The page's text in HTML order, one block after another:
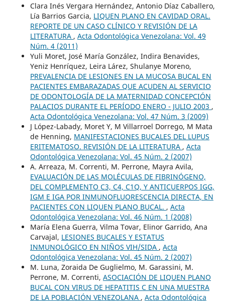
Clara Inés Vergara Hernández, Antonio Díaz Caballero,
Lía Barrios Garcia, LIQUEN PLANO EN CAVIDAD ORAL.
REPORTE DE UN CASO CLÍNICO Y REVISIÓN DE LA
LITERATURA , Acta Odontológica Venezolana: Vol. 49
Núm. 4 (2011)
Yuli Moret, José María González, Indira Benavides,
Yeniz Henríquez, Leira Lárez, Shulanye Moreno,
PREVALENCIA DE LESIONES EN LA MUCOSA BUCAL EN
PACIENTES EMBARAZADAS QUE ACUDEN AL SERVICIO
DE ODONTOLOGÍA DE LA MATERNIDAD CONCEPCIÓN
PALACIOS DURANTE EL PERÍODO ENERO - JULIO 2003 ,
Acta Odontológica Venezolana: Vol. 47 Núm. 3 (2009)
J López-Labady, Moret Y, M Villarroel Dorrego, M Mata
de Henning, MANIFESTACIONES BUCALES DEL LUPUS
ERITEMATOSO. REVISIÓN DE LA LITERATURA , Acta
Odontológica Venezolana: Vol. 45 Núm. 2 (2007)
A. Arreaza, M. Correnti, M. Perrone, Mayra Avila,
EVALUACIÓN DE LAS MOLÉCULAS DE FIBRINÓGENO,
DEL COMPLEMENTO C3, C4, C1Q, Y ANTICUERPOS IGG,
IGM E IGA POR INMUNOFLUORESCENCIA DIRECTA, EN
PACIENTES CON LIQUEN PLANO BUCAL. , Acta
Odontológica Venezolana: Vol. 46 Núm. 1 (2008)
María Elena Guerra, Vilma Tovar, Elinor Garrido, Ana
Carvajal, LESIONES BUCALES Y ESTATUS
INMUNOLÓGICO EN NIÑOS VIH/SIDA , Acta
Odontológica Venezolana: Vol. 45 Núm. 2 (2007)
M. Luna, Zoraida De Guglielmo, M. Garassini, M.
Perrone, M. Correnti, ASOCIACIÓN DE LIQUEN PLANO
BUCAL CON VIRUS DE HEPATITIS C EN UNA MUESTRA
DE LA POBLACIÓN VENEZOLANA , Acta Odontológica